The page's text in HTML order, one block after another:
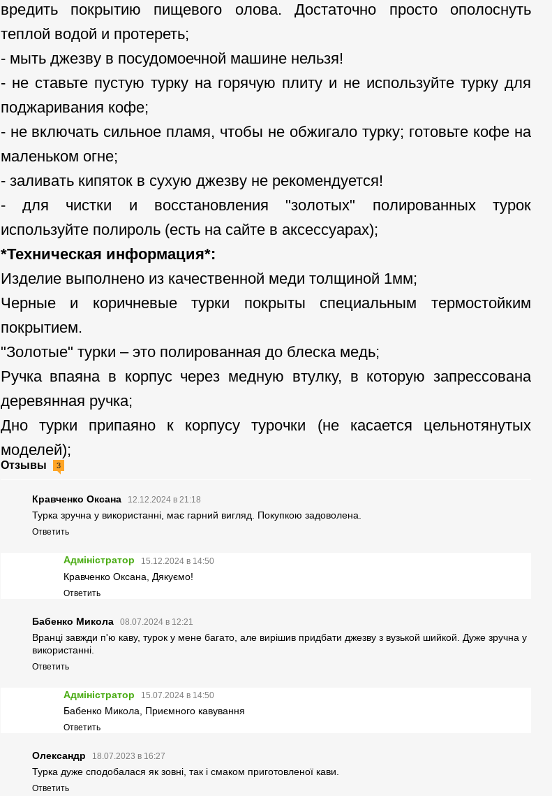
вредить покрытию пищевого олова. Достаточно просто ополоснуть
теплой водой и протереть;
- мыть джезву в посудомоечной машине нельзя!
- не ставьте пустую турку на горячую плиту и не используйте турку для
поджаривания кофе;
- не включать сильное пламя, чтобы не обжигало турку; готовьте кофе на
маленьком огне;
- заливать кипяток в сухую джезву не рекомендуется!
- для чистки и восстановления "золотых" полированных турок
используйте полироль (есть на сайте в аксессуарах);
*Техническая информация*:
Изделие выполнено из качественной меди толщиной 1мм;
Черные и коричневые турки покрыты специальным термостойким
покрытием.
"Золотые" турки – это полированная до блеска медь;
Ручка впаяна в корпус через медную втулку, в которую запрессована
деревянная ручка;
Дно турки припаяно к корпусу турочки (не касается цельнотянутых
моделей);
Отзывы 3
Кравченко Оксана 12.12.2024 в 21:18
Турка зручна у використанні, має гарний вигляд. Покупкою задоволена.
Ответить
Адміністратор 15.12.2024 в 14:50
Кравченко Оксана, Дякуємо!
Ответить
Бабенко Микола 08.07.2024 в 12:21
Вранці завжди п'ю каву, турок у мене багато, але вирішив придбати джезву з вузькой шийкой. Дуже зручна у
використанні.
Ответить
Адміністратор 15.07.2024 в 14:50
Бабенко Микола, Приємного кавування
Ответить
Олександр 18.07.2023 в 16:27
Турка дуже сподобалася як зовні, так і смаком приготовленої кави.
Ответить